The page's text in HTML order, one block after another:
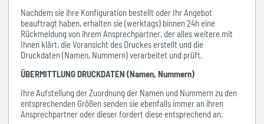
Nachdem sie ihre Konfiguration bestellt oder Ihr Angebot
beauftragt haben, erhalten sie (werktags) binnen 24h eine
Rückmeldung von ihrem Ansprechpartner, der alles weitere mit
Ihnen klärt, die Voransicht des Druckes erstellt und die
Druckdaten (Namen, Nummern) verarbeitet und prüft.
ÜBERMITTLUNG DRUCKDATEN (Namen, Nummern)
Ihre Aufstellung der Zuordnung der Namen und Nummern zu den
entsprechenden Größen senden sie ebenfalls immer an ihren
Ansprechpartner oder dieser fordert diese entsprechend an.